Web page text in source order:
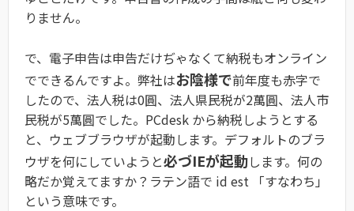
りません。
で、電子申告は申告だけぢゃなくて納税もオンライン
でできるんですよ。弊社はお陰様で前年度も赤字で
したので、法人税は0圓、法人県民税が2萬圓、法人市
民税が5萬圓でした。PCdesk から納税しようとする
と、ウェブブラウザが起動します。デフォルトのブラ
ウザを何にしていようと必づIEが起動します。何の
略だか覚えてますか？ラテン語で id est 「すなわち」
という意味です。